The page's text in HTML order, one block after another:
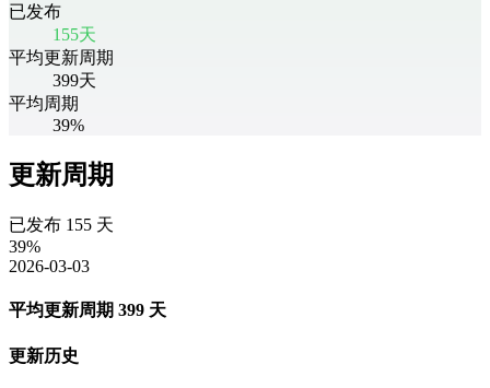
已发布
155天
平均更新周期
399天
平均周期
39%
更新周期
已发布 155 天
39%
2026-03-03
平均更新周期 399 天
更新历史